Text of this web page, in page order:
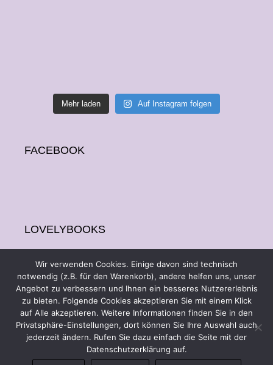
Mehr laden Auf Instagram folgen
FACEBOOK
LOVELYBOOKS
Copyright by
Saskia
Wir verwenden Cookies. Einige davon sind technisch
notwendig (z.B. für den Warenkorb), andere helfen uns, unser
Angebot zu verbessern und Ihnen ein besseres Nutzererlebnis
zu bieten. Folgende Cookies akzeptieren Sie mit einem Klick
auf Alle akzeptieren. Weitere Informationen finden Sie in den
Privatsphäre-Einstellungen, dort können Sie Ihre Auswahl auch
jederzeit ändern. Rufen Sie dazu einfach die Seite mit der
Datenschutzerklärung auf.